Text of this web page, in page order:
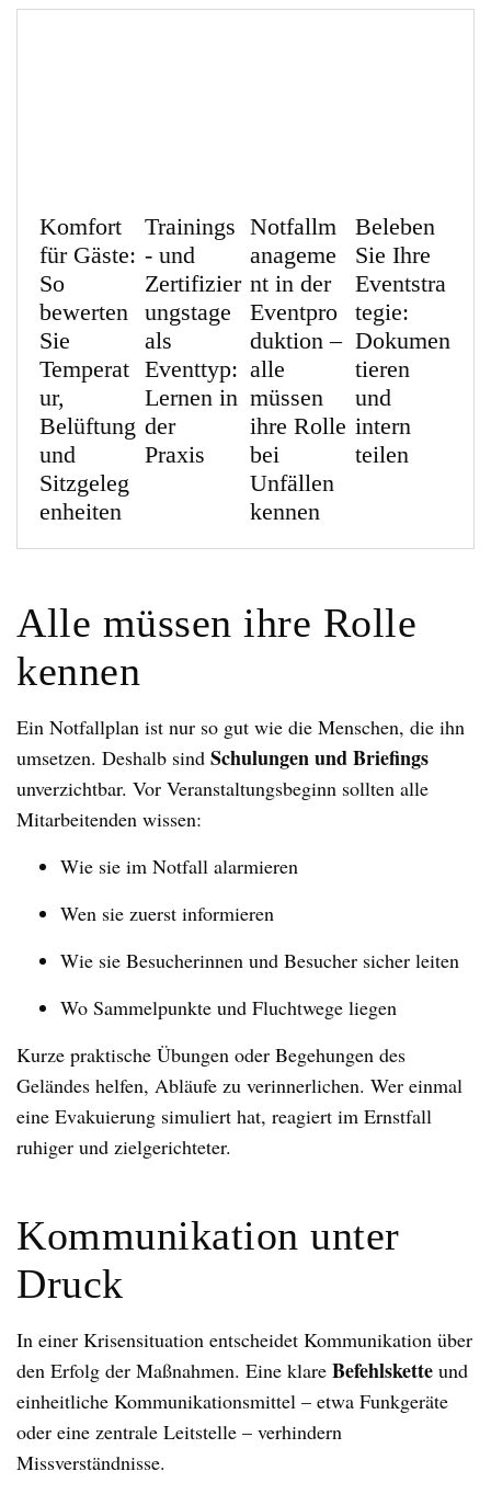
Komfort
für Gäste:
So
bewerten
Sie
Temperat
ur,
Belüftung
und
Sitzgeleg
enheiten
Trainings
- und
Zertifizier
ungstage
als
Eventtyp:
Lernen in
der
Praxis
Notfallm
anageme
nt in der
Eventpro
duktion –
alle
müssen
ihre Rolle
bei
Unfällen
kennen
Beleben
Sie Ihre
Eventstra
tegie:
Dokumen
tieren
und
intern
teilen
Alle müssen ihre Rolle
kennen
Ein Notfallplan ist nur so gut wie die Menschen, die ihn
umsetzen. Deshalb sind Schulungen und Briefings
unverzichtbar. Vor Veranstaltungsbeginn sollten alle
Mitarbeitenden wissen:
Wie sie im Notfall alarmieren
Wen sie zuerst informieren
Wie sie Besucherinnen und Besucher sicher leiten
Wo Sammelpunkte und Fluchtwege liegen
Kurze praktische Übungen oder Begehungen des
Geländes helfen, Abläufe zu verinnerlichen. Wer einmal
eine Evakuierung simuliert hat, reagiert im Ernstfall
ruhiger und zielgerichteter.
Kommunikation unter
Druck
In einer Krisensituation entscheidet Kommunikation über
den Erfolg der Maßnahmen. Eine klare Befehlskette und
einheitliche Kommunikationsmittel – etwa Funkgeräte
oder eine zentrale Leitstelle – verhindern
Missverständnisse.